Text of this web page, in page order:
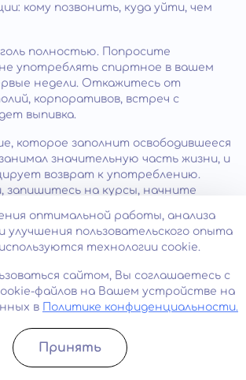
кому позвонить, куда уйти, чем
полностью. Попросите
употреблять спиртное в вашем
недели. Откажитесь от
корпоративов, встреч с
выпивка.
которое заполнит освободившееся
значительную часть жизни, и
возврат к употреблению.
запишитесь на курсы, начните
помогают переключить
получать удовольствие без
алкогольной зависимости .
физическую проблему
не устраняет психологическую
комплексноголечения алкоголизма
трех месяцев превышает 80%.
для подбора противорецидивной
оптимальной работы, анализа
улучшения пользовательского опыта
технологии cookie.
сайтом, Вы соглашаетесь с
файлов на Вашем устройстве на
в
Политике конфиденциальности.
Принять